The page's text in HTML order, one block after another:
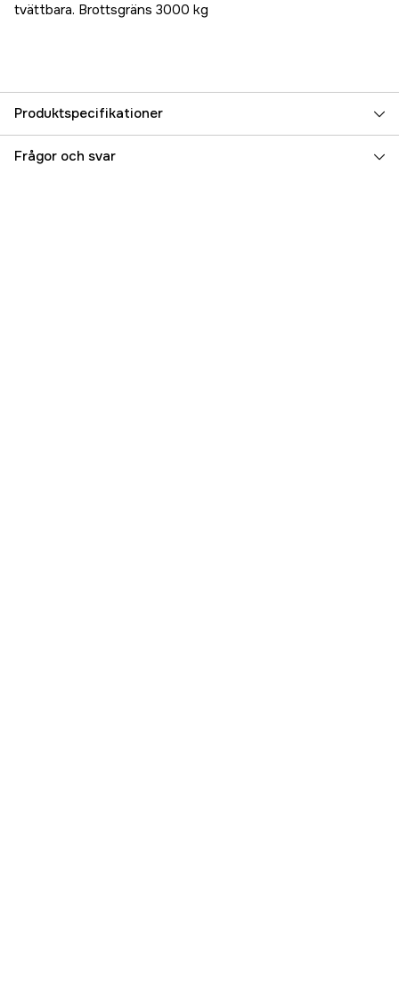
tvättbara. Brottsgräns 3000 kg
Produktspecifikationer
Referensnummer 5000022948
Frågor och svar